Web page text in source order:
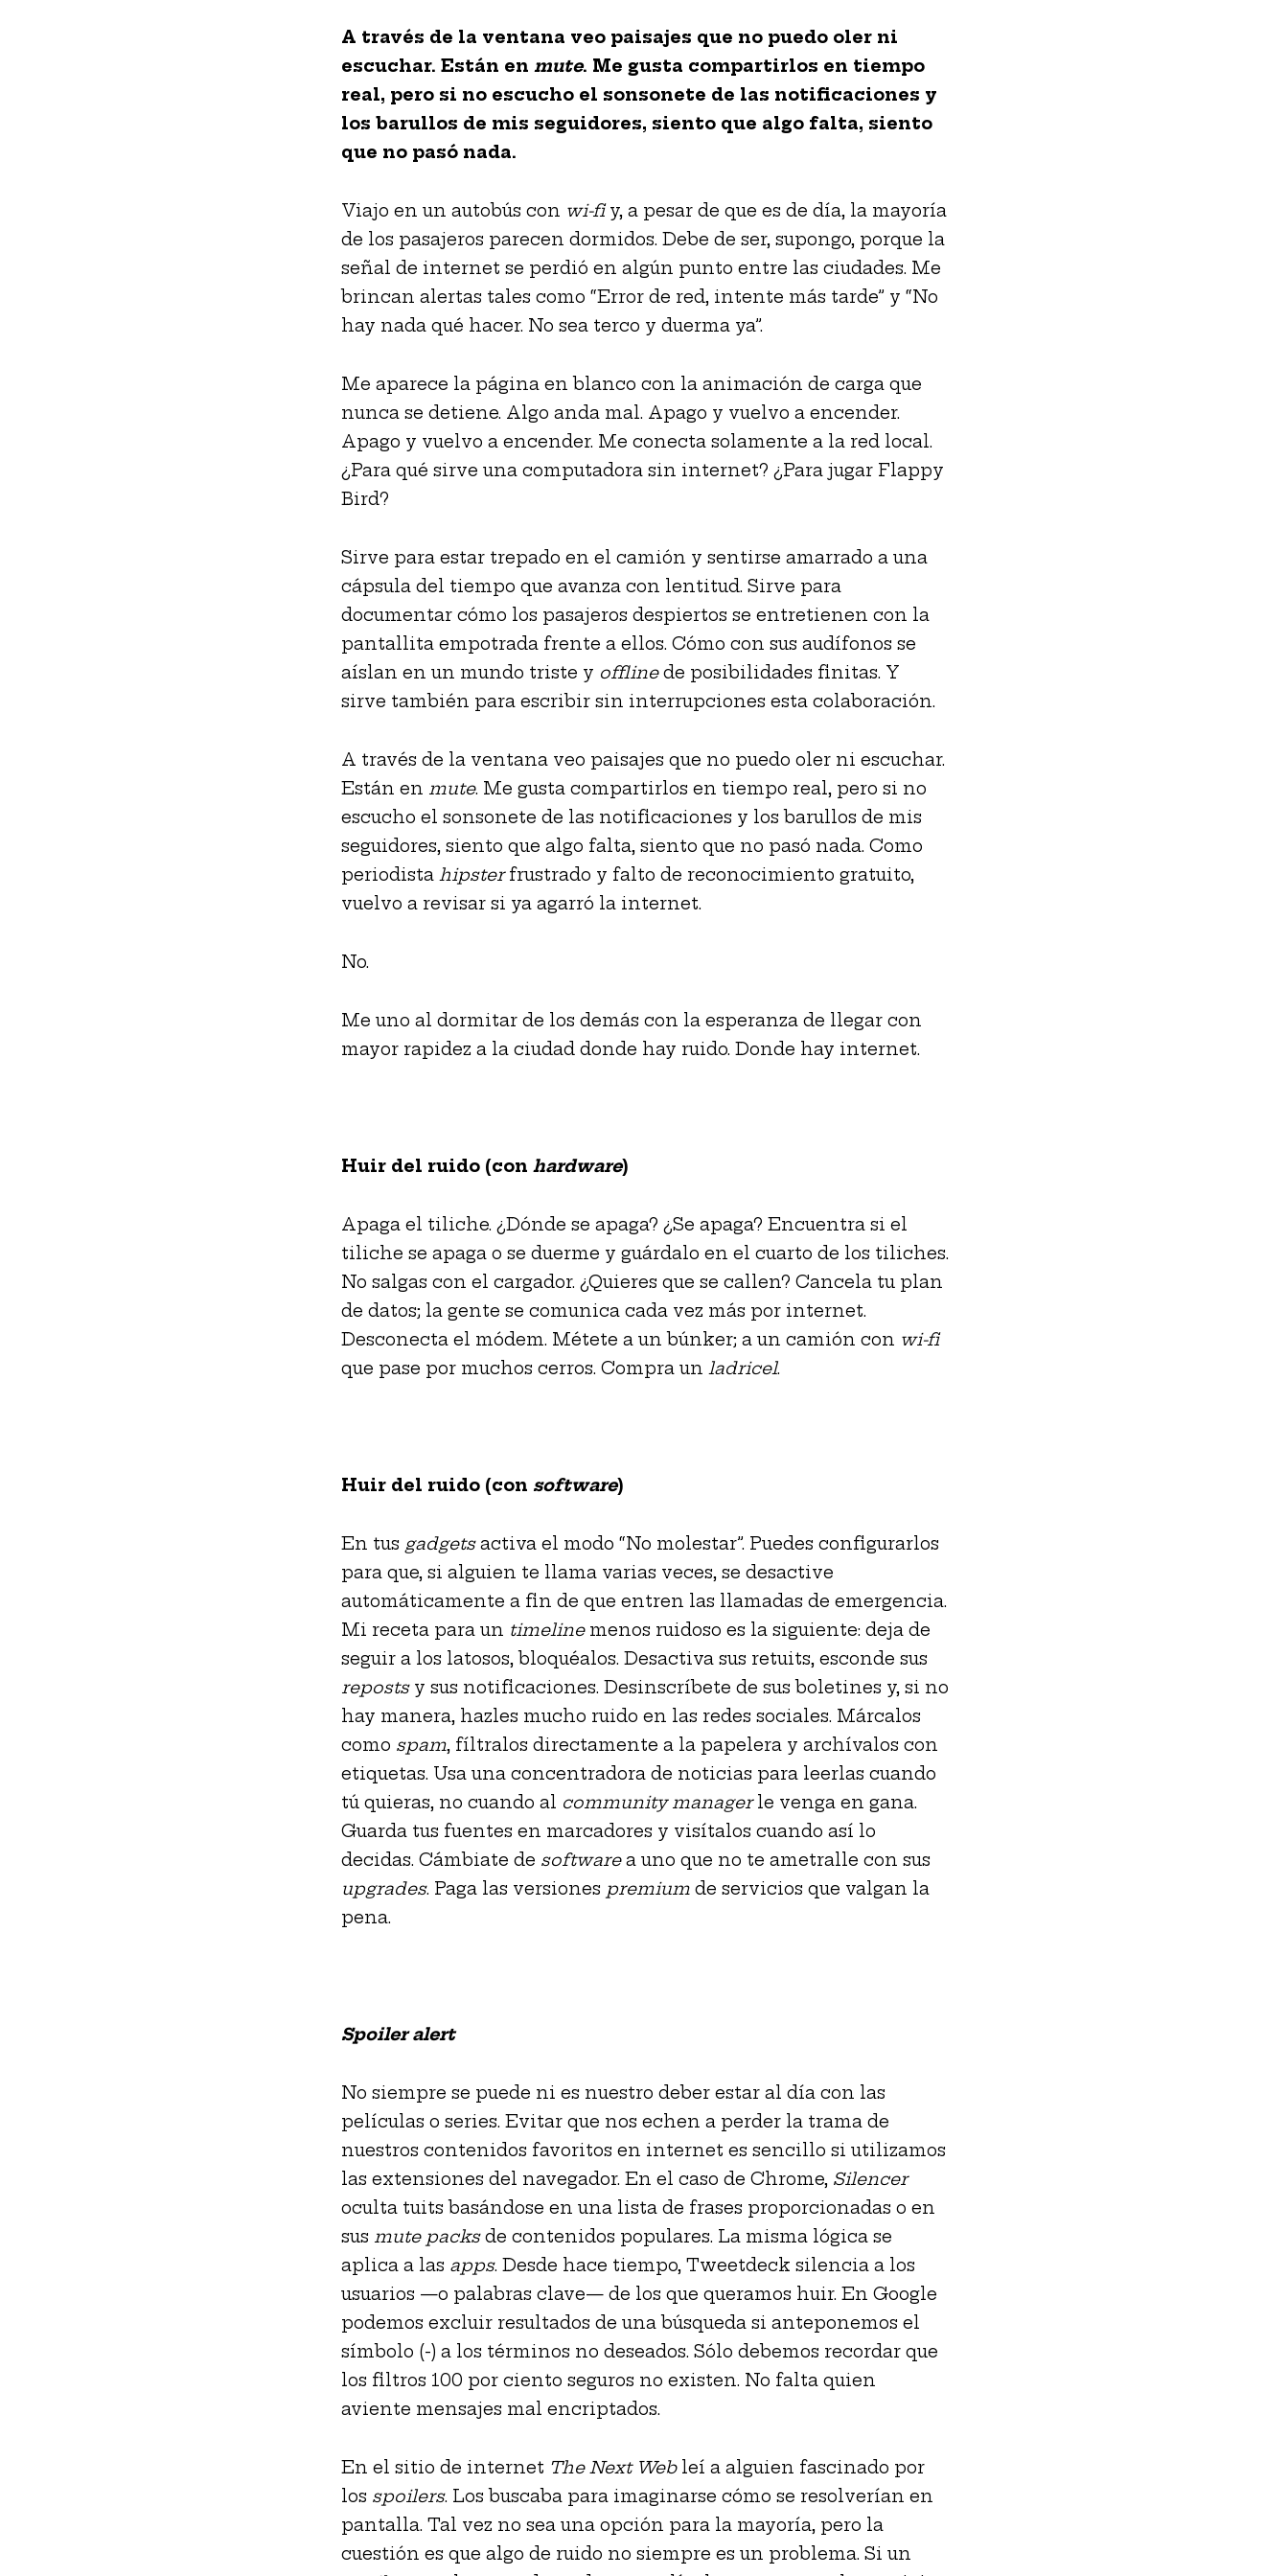
A través de la ventana veo paisajes que no puedo oler ni
escuchar. Están en mute. Me gusta compartirlos en tiempo
real, pero si no escucho el sonsonete de las notificaciones y
los barullos de mis seguidores, siento que algo falta, siento
que no pasó nada.
Viajo en un autobús con wi-fiy, a pesar de que es de día, la mayoría
de los pasajeros parecen dormidos. Debe de ser, supongo, porque la
señal de internet se perdió en algún punto entre las ciudades. Me
brincan alertas tales como “Error de red, intente más tarde” y “No
hay nada qué hacer. No sea terco y duerma ya”.
Me aparece la página en blanco con la animación de carga que
nunca se detiene. Algo anda mal. Apago y vuelvo a encender.
Apago y vuelvo a encender. Me conecta solamente a la red local.
¿Para qué sirve una computadora sin internet? ¿Para jugar Flappy
Bird?
Sirve para estar trepado en el camión y sentirse amarrado a una
cápsula del tiempo que avanza con lentitud. Sirve para
documentar cómo los pasajeros despiertos se entretienen con la
pantallita empotrada frente a ellos. Cómo con sus audífonos se
aíslan en un mundo triste y offlinede posibilidades finitas. Y
sirve también para escribir sin interrupciones esta colaboración.
A través de la ventana veo paisajes que no puedo oler ni escuchar.
Están en mute. Me gusta compartirlos en tiempo real, pero si no
escucho el sonsonete de las notificaciones y los barullos de mis
seguidores, siento que algo falta, siento que no pasó nada. Como
periodistahipsterfrustrado y falto de reconocimiento gratuito,
vuelvo a revisar si ya agarró la internet.
No.
Me uno al dormitar de los demás con la esperanza de llegar con
mayor rapidez a la ciudad donde hay ruido. Donde hay internet.
Huir del ruido (con hardware)
Apaga el tiliche. ¿Dónde se apaga? ¿Se apaga? Encuentra si el
tiliche se apaga o se duerme y guárdalo en el cuarto de los tiliches.
No salgas con el cargador. ¿Quieres que se callen? Cancela tu plan
de datos; la gente se comunica cada vez más por internet.
Desconecta el módem. Métete a un búnker; a un camión con wi-fi
que pase por muchos cerros. Compra un ladricel.
Huir del ruido (con software)
En tus gadgetsactiva el modo “No molestar”. Puedes configurarlos
para que, si alguien te llama varias veces, se desactive
automáticamente a fin de que entren las llamadas de emergencia.
Mi receta para un timelinemenos ruidoso es la siguiente: deja de
seguir a los latosos, bloquéalos. Desactiva sus retuits, esconde sus
reposts y sus notificaciones. Desinscríbete de sus boletines y, si no
hay manera, hazles mucho ruido en las redes sociales. Márcalos
como spam, fíltralos directamente a la papelera y archívalos con
etiquetas. Usa una concentradora de noticias para leerlas cuando
tú quieras, no cuando al community managerle venga en gana.
Guarda tus fuentes en marcadores y visítalos cuando así lo
decidas. Cámbiate de softwarea uno que no te ametralle con sus
upgrades. Paga las versiones premium de servicios que valgan la
pena.
Spoiler alert
No siempre se puede ni es nuestro deber estar al día con las
películas o series. Evitar que nos echen a perder la trama de
nuestros contenidos favoritos en internet es sencillo si utilizamos
las extensiones del navegador. En el caso de Chrome, Silencer
oculta tuits basándose en una lista de frases proporcionadas o en
sus mute packsde contenidos populares. La misma lógica se
aplica a las apps. Desde hace tiempo, Tweetdeck silencia a los
usuarios —o palabras clave— de los que queramos huir. En Google
podemos excluir resultados de una búsqueda si anteponemos el
símbolo (-) a los términos no deseados. Sólo debemos recordar que
los filtros 100 por ciento seguros no existen. No falta quien
aviente mensajes mal encriptados.
En el sitio de internet The Next Webleí a alguien fascinado por
los spoilers. Los buscaba para imaginarse cómo se resolverían en
pantalla. Tal vez no sea una opción para la mayoría, pero la
cuestión es que algo de ruido no siempre es un problema. Si un